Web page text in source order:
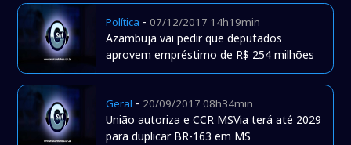
Política -07/12/2017 14h19min
Azambuja vai pedir que deputados
aprovem empréstimo de R$ 254 milhões
Geral - 20/09/2017 08h34min
União autoriza e CCR MSVia terá até 2029
para duplicar BR-163 em MS